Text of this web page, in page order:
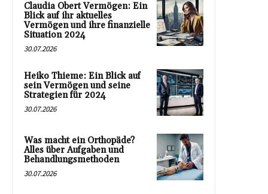
Claudia Obert Vermögen: Ein
Blick auf ihr aktuelles
Vermögen und ihre finanzielle
Situation 2024
30.07.2026
Heiko Thieme: Ein Blick auf
sein Vermögen und seine
Strategien für 2024
30.07.2026
Was macht ein Orthopäde?
Alles über Aufgaben und
Behandlungsmethoden
30.07.2026